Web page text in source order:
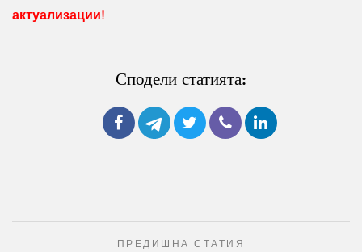
актуализации!
Сподели статията:
ПРЕДИШНА СТАТИЯ